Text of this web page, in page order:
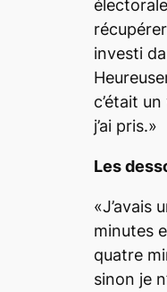
investi
c’était
j’ai pris.»
Les
«J’avais
minutes
quatre
sinon je